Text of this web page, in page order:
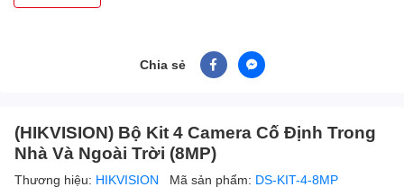
Chia sẻ
(HIKVISION) Bộ Kit 4 Camera Cố Định Trong
Nhà Và Ngoài Trời (8MP)
Thương hiệu: HIKVISION Mã sản phẩm: DS-KIT-4-8MP